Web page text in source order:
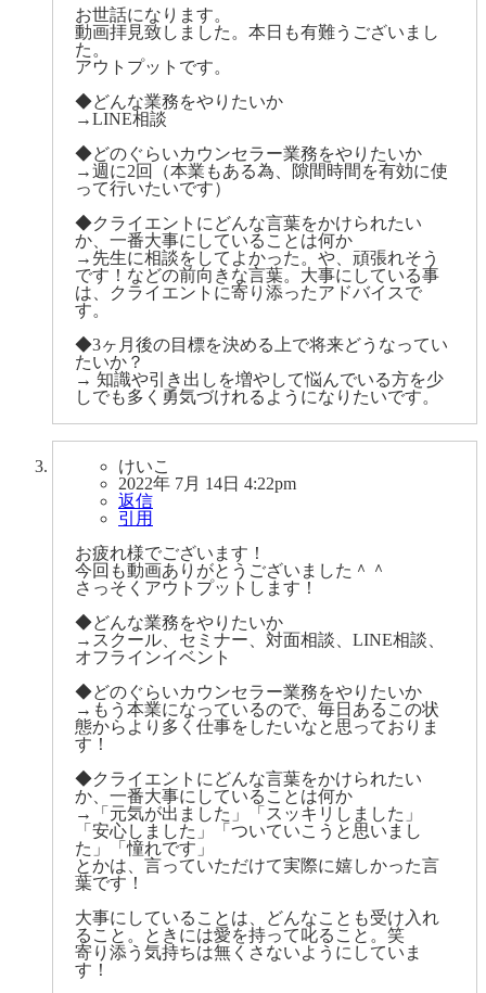
お世話になります。
動画拝見致しました。本日も有難うございまし
た。
アウトプットです。
◆どんな業務をやりたいか
→LINE相談
◆どのぐらいカウンセラー業務をやりたいか
→週に2回（本業もある為、隙間時間を有効に使
って行いたいです）
◆クライエントにどんな言葉をかけられたい
か、一番大事にしていることは何か
→先生に相談をしてよかった。や、頑張れそう
です！などの前向きな言葉。大事にしている事
は、クライエントに寄り添ったアドバイスで
す。
◆3ヶ月後の目標を決める上で将来どうなってい
たいか？
→ 知識や引き出しを増やして悩んでいる方を少
しでも多く勇気づけれるようになりたいです。
けいこ
2022年 7月 14日 4:22pm
返信
引用
お疲れ様でございます！
今回も動画ありがとうございました＾＾
さっそくアウトプットします！
◆どんな業務をやりたいか
→スクール、セミナー、対面相談、LINE相談、
オフラインイベント
◆どのぐらいカウンセラー業務をやりたいか
→もう本業になっているので、毎日あるこの状
態からより多く仕事をしたいなと思っておりま
す！
◆クライエントにどんな言葉をかけられたい
か、一番大事にしていることは何か
→「元気が出ました」「スッキリしました」
「安心しました」「ついていこうと思いまし
た」「憧れです」
とかは、言っていただけて実際に嬉しかった言
葉です！
大事にしていることは、どんなことも受け入れ
ること。ときには愛を持って叱ること。笑
寄り添う気持ちは無くさないようにしていま
す！